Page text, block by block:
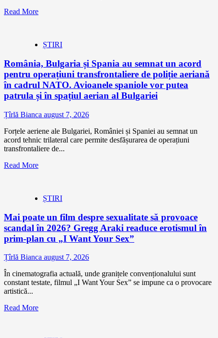
Read More
ȘTIRI
România, Bulgaria și Spania au semnat un acord
pentru operațiuni transfrontaliere de poliție aeriană
în cadrul NATO. Avioanele spaniole vor putea
patrula și în spațiul aerian al Bulgariei
Țîrlă Bianca august 7, 2026
Forțele aeriene ale Bulgariei, României și Spaniei au semnat un
acord tehnic trilateral care permite desfășurarea de operațiuni
transfrontaliere de...
Read More
ȘTIRI
Mai poate un film despre sexualitate să provoace
scandal în 2026? Gregg Araki readuce erotismul în
prim-plan cu „I Want Your Sex”
Țîrlă Bianca august 7, 2026
În cinematografia actuală, unde granițele convenționalului sunt
constant testate, filmul „I Want Your Sex” se impune ca o provocare
artistică...
Read More